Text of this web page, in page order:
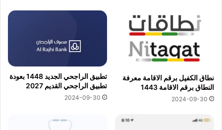
نطاق الكفيل برقم الاقامة معرفة
النطاق برقم الاقامة 1443
2024-09-30
تطبيق الراجحي الجديد 1448 بعودة
تطبيق الراجحي القديم 2027
2024-09-30